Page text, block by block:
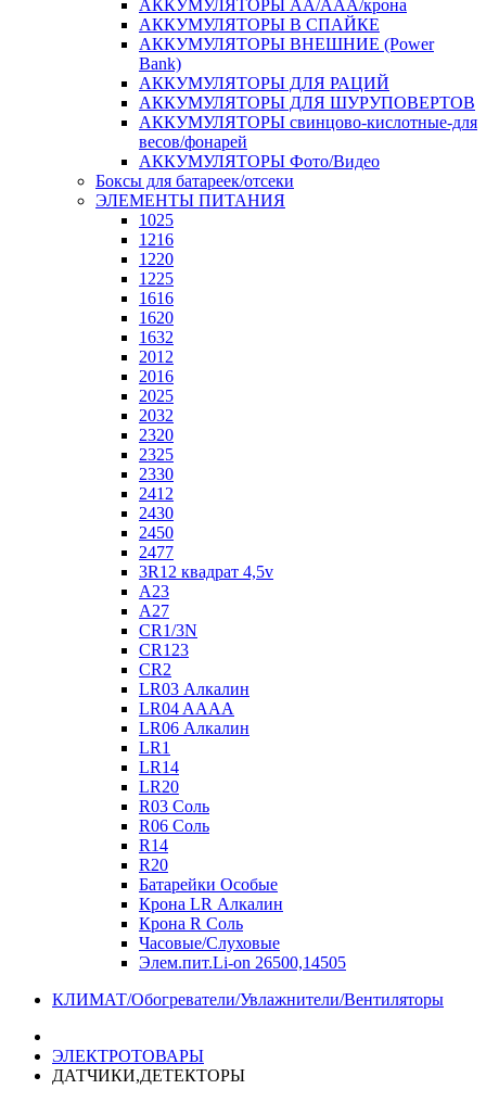
АККУМУЛЯТОРЫ АА/ААА/крона
АККУМУЛЯТОРЫ В СПАЙКЕ
АККУМУЛЯТОРЫ ВНЕШНИЕ (Power
Bank)
АККУМУЛЯТОРЫ ДЛЯ РАЦИЙ
АККУМУЛЯТОРЫ ДЛЯ ШУРУПОВЕРТОВ
АККУМУЛЯТОРЫ свинцово-кислотные-для
весов/фонарей
АККУМУЛЯТОРЫ Фото/Видео
Боксы для батареек/отсеки
ЭЛЕМЕНТЫ ПИТАНИЯ
1025
1216
1220
1225
1616
1620
1632
2012
2016
2025
2032
2320
2325
2330
2412
2430
2450
2477
3R12 квадрат 4,5v
A23
A27
CR1/3N
CR123
CR2
LR03 Алкалин
LR04 AAAA
LR06 Алкалин
LR1
LR14
LR20
R03 Соль
R06 Соль
R14
R20
Батарейки Особые
Крона LR Алкалин
Крона R Соль
Часовые/Слуховые
Элем.пит.Li-on 26500,14505
КЛИМАТ/Обогреватели/Увлажнители/Вентиляторы
ЭЛЕКТРОТОВАРЫ
ДАТЧИКИ,ДЕТЕКТОРЫ